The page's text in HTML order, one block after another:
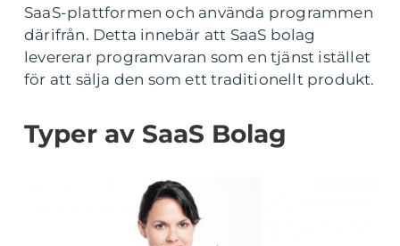
SaaS-plattformen och använda programmen
därifrån. Detta innebär att SaaS bolag
levererar programvaran som en tjänst istället
för att sälja den som ett traditionellt produkt.
Typer av SaaS Bolag